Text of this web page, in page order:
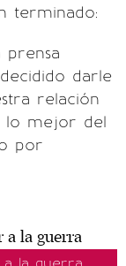
terminado:
prensa
darle
relación
lo mejor del
por